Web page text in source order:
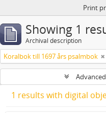
Print
Showing 1
Archival description
Koralbok till 1697 års psalmbok
1 results with digital